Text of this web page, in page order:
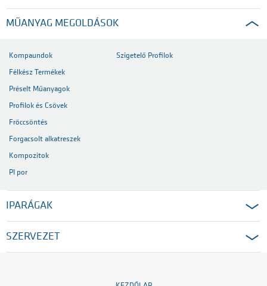
MŰANYAG MEGOLDÁSOK
Kompaundok
Félkész Termékek
Préselt Műanyagok
Profilok és Csövek
Fröccsöntés
Forgacsolt alkatreszek
Kompozitok
PI por
Szigetelő Profilok
IPARÁGAK
SZERVEZET